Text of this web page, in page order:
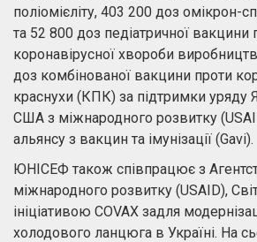
поліомієліту, 403 200 доз омікрон-
та 52 800 доз педіатричної вакцини
коронавірусної хвороби
доз комбінованої вакцини проти
краснухи (КПК) за підтримки уряду
США з міжнародного розвитку
альянсу з вакцин та імунізації (Gavi).
ЮНІСЕФ також співпрацює з
міжнародного розвитку (USAID),
ініціативою COVAX задля
холодового ланцюга в Україні. На